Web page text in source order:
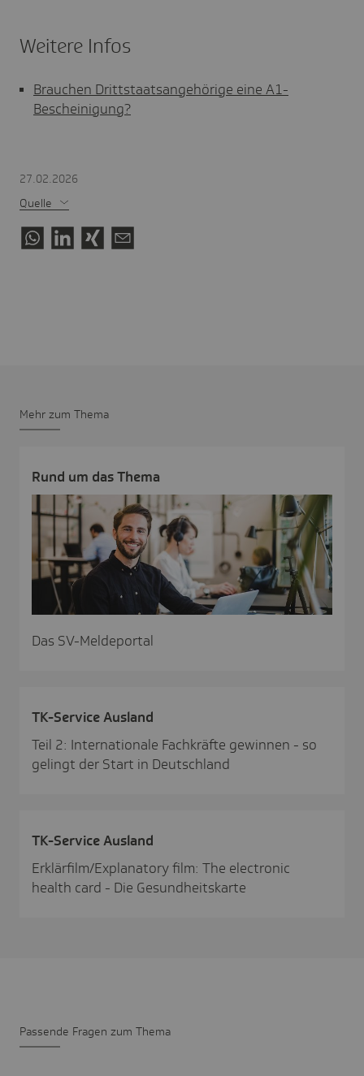
Weitere Infos
Brauchen Drittstaatsangehörige eine A1-
Bescheinigung?
27.02.2026
Quelle
Mehr zum Thema
Rund um das Thema
Das SV-Meldeportal
TK-Service Ausland
Teil 2: Internationale Fachkräfte gewinnen - so
gelingt der Start in Deutschland
TK-Service Ausland
Erklärfilm/Explanatory film: The electronic
health card - Die Gesundheitskarte
Passende Fragen zum Thema